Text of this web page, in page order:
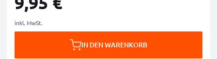
inkl. MwSt.
IN DEN WARENKORB